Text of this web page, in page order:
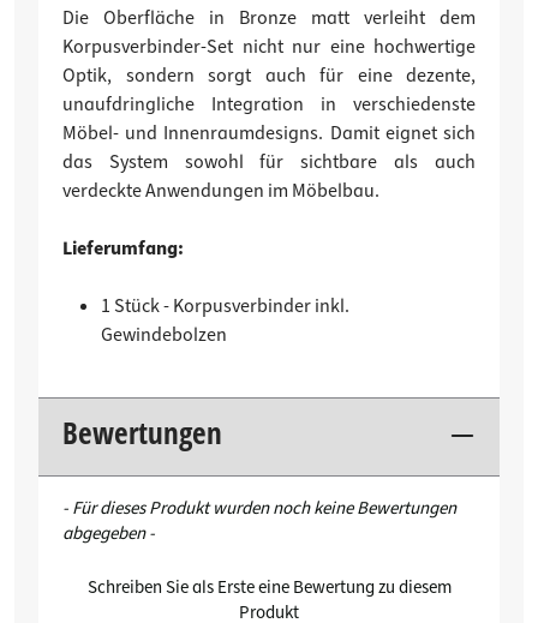
Die Oberfläche in Bronze matt verleiht dem
Korpusverbinder-Set nicht nur eine hochwertige
Optik, sondern sorgt auch für eine dezente,
unaufdringliche Integration in verschiedenste
Möbel- und Innenraumdesigns. Damit eignet sich
das System sowohl für sichtbare als auch
verdeckte Anwendungen im Möbelbau.
Lieferumfang:
1 Stück - Korpusverbinder inkl.
Gewindebolzen
Bewertungen
- Für dieses Produkt wurden noch keine Bewertungen
abgegeben -
Schreiben Sie als Erste eine Bewertung zu diesem
Produkt
New content loaded